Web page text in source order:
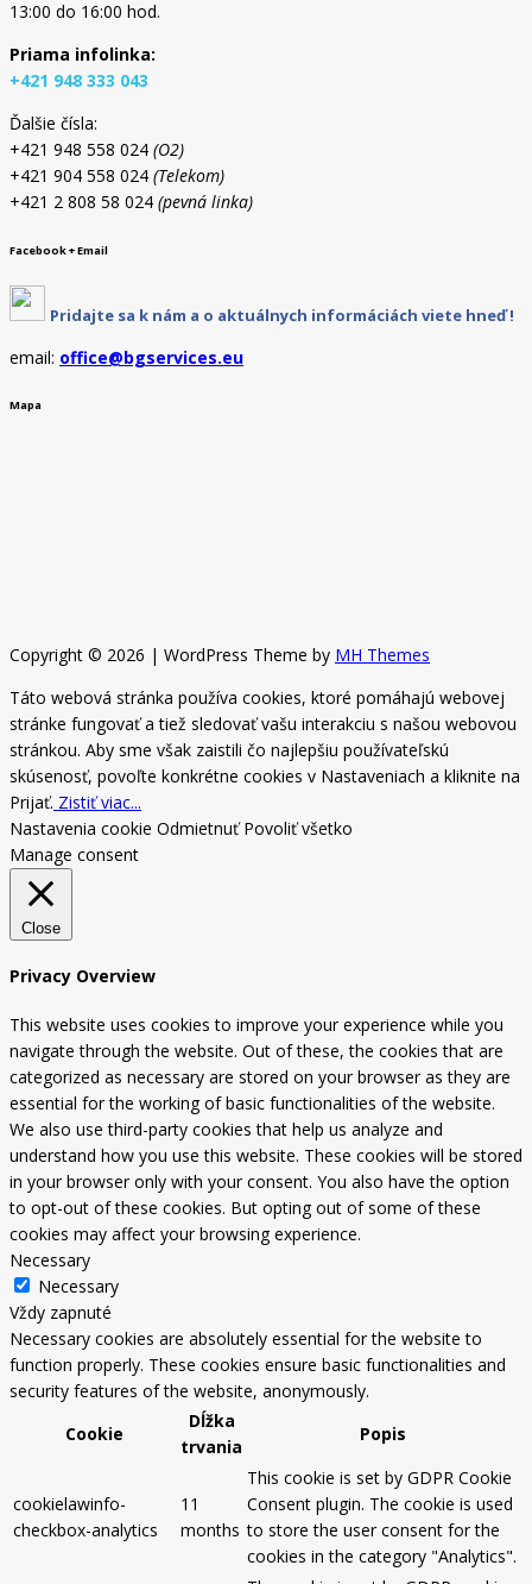
13:00 do 16:00 hod.
Priama infolinka:
+421 948 333 043
Ďalšie čísla:
+421 948 558 024 (O2)
+421 904 558 024 (Telekom)
+421 2 808 58 024 (pevná linka)
Facebook + Email
Pridajte sa k nám a o aktuálnych informáciách viete hneď !
email: office@bgservices.eu
Mapa
Copyright © 2026 | WordPress Theme by MH Themes
Táto webová stránka používa cookies, ktoré pomáhajú webovej
stránke fungovať a tiež sledovať vašu interakciu s našou webovou
stránkou. Aby sme však zaistili čo najlepšiu používateľskú
skúsenosť, povoľte konkrétne cookies v Nastaveniach a kliknite na
Prijať. Zistiť viac...
Nastavenia cookie Odmietnuť Povoliť všetko
Manage consent
Close
Privacy Overview
This website uses cookies to improve your experience while you
navigate through the website. Out of these, the cookies that are
categorized as necessary are stored on your browser as they are
essential for the working of basic functionalities of the website.
We also use third-party cookies that help us analyze and
understand how you use this website. These cookies will be stored
in your browser only with your consent. You also have the option
to opt-out of these cookies. But opting out of some of these
cookies may affect your browsing experience.
Necessary
Necessary
Vždy zapnuté
Necessary cookies are absolutely essential for the website to
function properly. These cookies ensure basic functionalities and
security features of the website, anonymously.
Cookie
Dĺžka
trvania
Popis
cookielawinfo-
checkbox-analytics
11
months
This cookie is set by GDPR Cookie
Consent plugin. The cookie is used
to store the user consent for the
cookies in the category "Analytics".